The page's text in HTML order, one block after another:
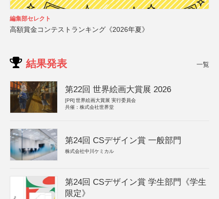
編集部セレクト
高額賞金コンテストランキング《2026年夏》
結果発表 一覧
第22回 世界絵画大賞展 2026
[PR] 世界絵画大賞展 実行委員会
共催：株式会社世界堂
第24回 CSデザイン賞 一般部門
株式会社中川ケミカル
第24回 CSデザイン賞 学生部門《学生
限定》